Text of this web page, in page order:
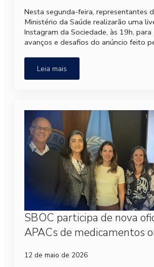
Nesta segunda-feira, representantes
Ministério da Saúde realizarão uma
Instagram da Sociedade, às 19h, para
avanços e desafios do anúncio feito
Leia mais
SBOC participa de nova
APACs de medicamentos
12 de maio de 2026